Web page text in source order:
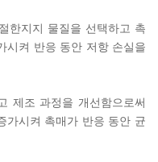
한지지 물질을 선택하고 촉
시켜 반응 동안 저항 손실을
제조 과정을 개선함으로써
가시켜 촉매가 반응 동안 균